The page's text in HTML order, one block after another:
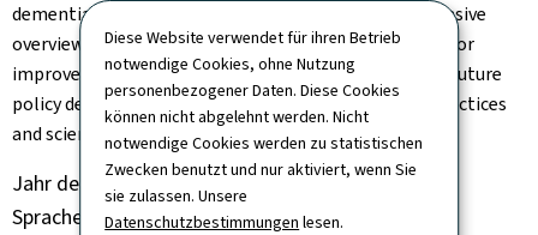
Diese Website verwendet für ihren Betrieb
notwendige Cookies, ohne Nutzung
personenbezogener Daten. Diese Cookies
können nicht abgelehnt werden. Nicht
notwendige Cookies werden zu statistischen
Zwecken benutzt und nur aktiviert, wenn Sie
sie zulassen. Unsere
Datenschutzbestimmungen lesen.
dementia plan adopted in 2013, provides a comprehensive
overview of the actions undertaken, highlights areas for
improvement, and formulates recommendations for future
policy development in line with international best practices
and scientific progress.
Jahr der Veröffentlichung 2025
Sprache(n) Englisch